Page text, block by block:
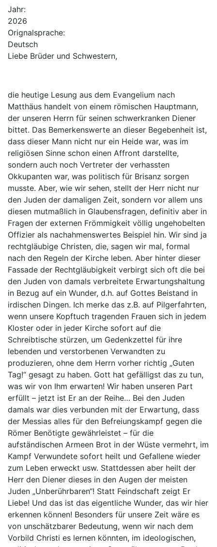
Jahr:
2026
Orignalsprache:
Deutsch
Liebe Brüder und Schwestern,
die heutige Lesung aus dem Evangelium nach
Matthäus handelt von einem römischen Hauptmann,
der unseren Herrn für seinen schwerkranken Diener
bittet. Das Bemerkenswerte an dieser Begebenheit ist,
dass dieser Mann nicht nur ein Heide war, was im
religiösen Sinne schon einen Affront darstellte,
sondern auch noch Vertreter der verhassten
Okkupanten war, was politisch für Brisanz sorgen
musste. Aber, wie wir sehen, stellt der Herr nicht nur
den Juden der damaligen Zeit, sondern vor allem uns
diesen mutmaßlich in Glaubensfragen, definitiv aber in
Fragen der externen Frömmigkeit völlig ungehobelten
Offizier als nachahmenswertes Beispiel hin. Wir sind ja
rechtgläubige Christen, die, sagen wir mal, formal
nach den Regeln der Kirche leben. Aber hinter dieser
Fassade der Rechtgläubigkeit verbirgt sich oft die bei
den Juden von damals verbreitete Erwartungshaltung
in Bezug auf ein Wunder, d.h. auf Gottes Beistand in
irdischen Dingen. Ich merke das z.B. auf Pilgerfahrten,
wenn unsere Kopftuch tragenden Frauen sich in jedem
Kloster oder in jeder Kirche sofort auf die
Schreibtische stürzen, um Gedenkzettel für ihre
lebenden und verstorbenen Verwandten zu
produzieren, ohne dem Herrn vorher richtig „Guten
Tag!“ gesagt zu haben. Gott hat gefälligst das zu tun,
was wir von Ihm erwarten! Wir haben unseren Part
erfüllt – jetzt ist Er an der Reihe… Bei den Juden
damals war dies verbunden mit der Erwartung, dass
der Messias alles für den Befreiungskampf gegen die
Römer Benötigte gewährleistet – für die
aufständischen Armeen Brot in der Wüste vermehrt, im
Kampf Verwundete sofort heilt und Gefallene wieder
zum Leben erweckt usw. Stattdessen aber heilt der
Herr den Diener dieses in den Augen der meisten
Juden „Unberührbaren“! Statt Feindschaft zeigt Er
Liebe! Und das ist das eigentliche Wunder, das wir hier
erkennen können! Besonders für unsere Zeit wäre es
von unschätzbarer Bedeutung, wenn wir nach dem
Vorbild Christi es lernen könnten, im ideologischen,